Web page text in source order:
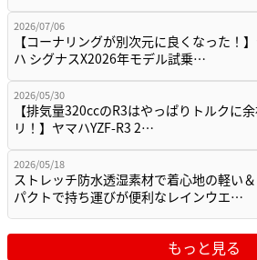
2026/07/06
【コーナリングが別次元に良くなった！
ハ シグナスX2026年モデル試乗…
2026/05/30
【排気量320ccのR3はやっぱりトルクに
リ！】ヤマハYZF-R3 2…
2026/05/18
ストレッチ防水透湿素材で着心地の軽い
パクトで持ち運びが便利なレインウエ…
もっと見る